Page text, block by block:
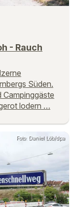
- Rauch
Süden.
Campinggäste
lodern …
Foto: Daniel Löb/dpa